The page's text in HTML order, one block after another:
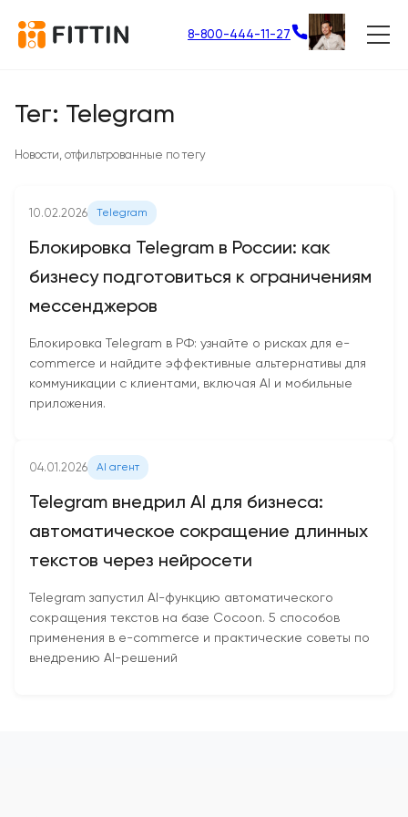
8-800-444-11-27
Тег: Telegram
Новости, отфильтрованные по тегу
10.02.2026 Telegram
Блокировка Telegram в России: как
бизнесу подготовиться к ограничениям
мессенджеров
Блокировка Telegram в РФ: узнайте о рисках для e-
commerce и найдите эффективные альтернативы для
коммуникации с клиентами, включая AI и мобильные
приложения.
04.01.2026 AI агент
Telegram внедрил AI для бизнеса:
автоматическое сокращение длинных
текстов через нейросети
Telegram запустил AI-функцию автоматического
сокращения текстов на базе Cocoon. 5 способов
применения в e-commerce и практические советы по
внедрению AI-решений